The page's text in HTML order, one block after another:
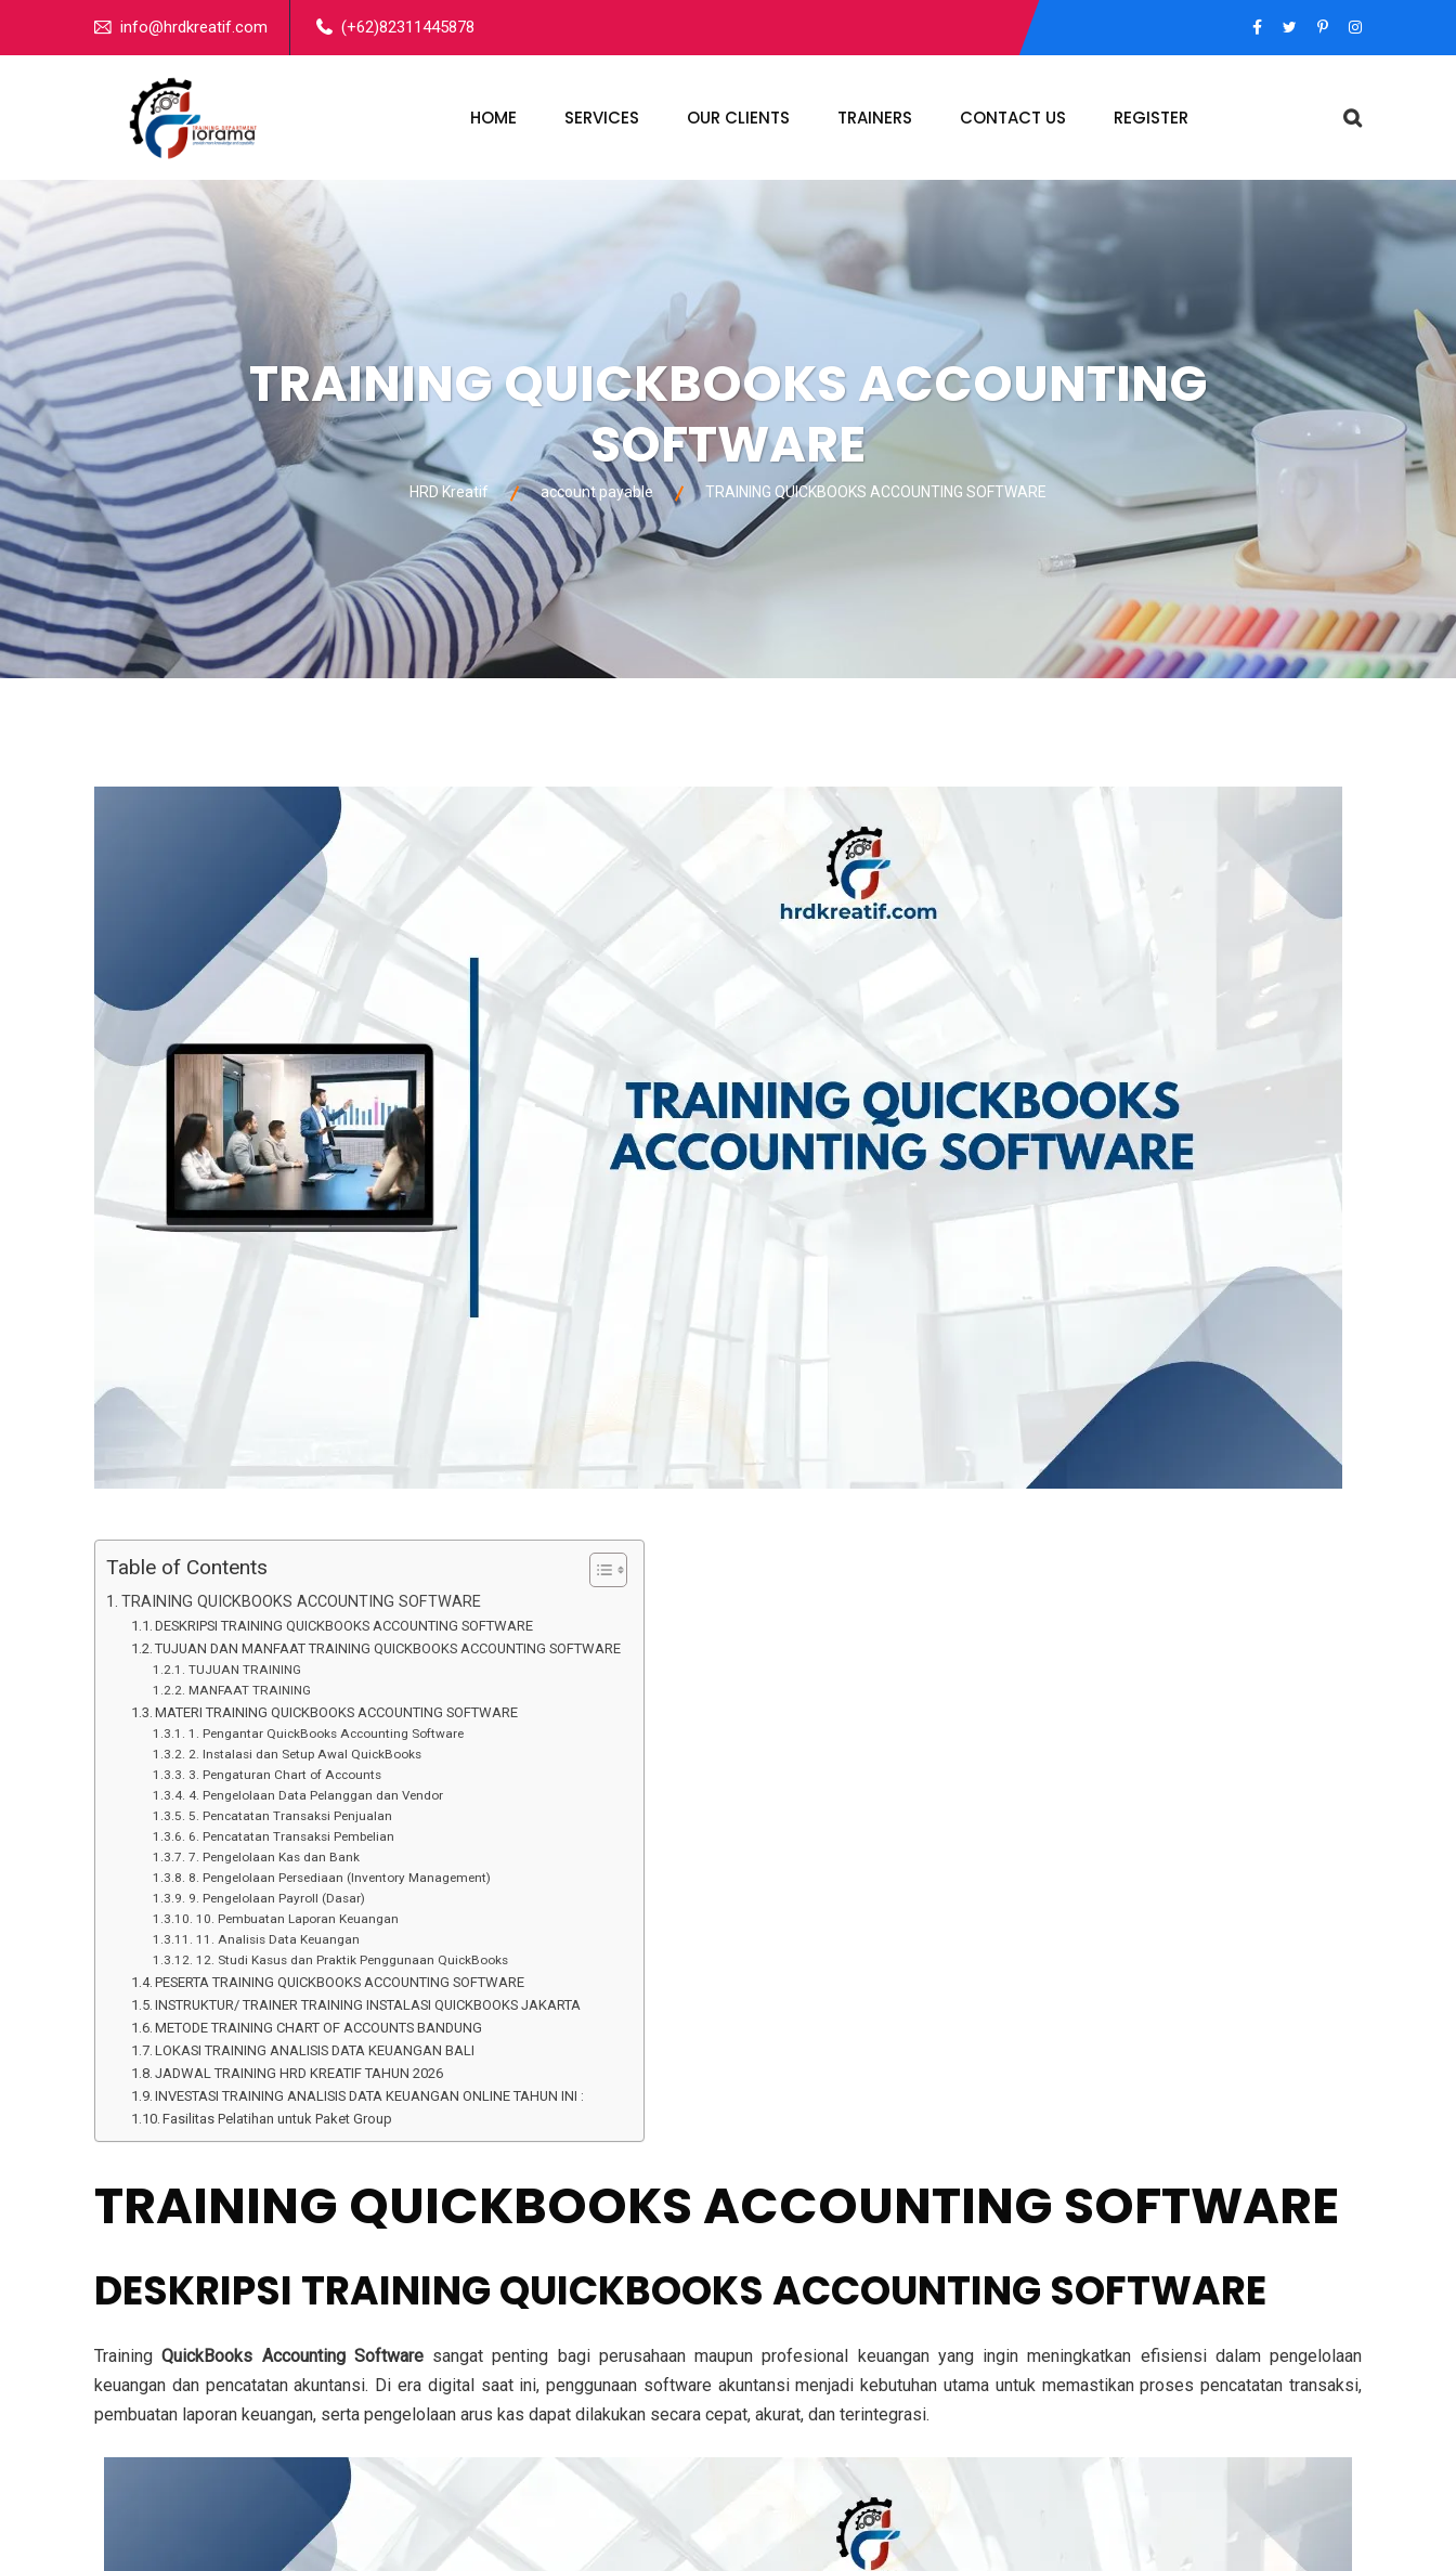
info@hrdkreatif.com (+62)82311445878
HOME SERVICES OUR CLIENTS TRAINERS CONTACT US REGISTER
TRAINING QUICKBOOKS ACCOUNTING
SOFTWARE
HRD Kreatif account payable TRAINING QUICKBOOKS ACCOUNTING SOFTWARE
Table of Contents
TRAINING QUICKBOOKS ACCOUNTING SOFTWARE
DESKRIPSI TRAINING QUICKBOOKS ACCOUNTING SOFTWARE
TUJUAN DAN MANFAAT TRAINING QUICKBOOKS ACCOUNTING SOFTWARE
TUJUAN TRAINING
MANFAAT TRAINING
MATERI TRAINING QUICKBOOKS ACCOUNTING SOFTWARE
1. Pengantar QuickBooks Accounting Software
2. Instalasi dan Setup Awal QuickBooks
3. Pengaturan Chart of Accounts
4. Pengelolaan Data Pelanggan dan Vendor
5. Pencatatan Transaksi Penjualan
6. Pencatatan Transaksi Pembelian
7. Pengelolaan Kas dan Bank
8. Pengelolaan Persediaan (Inventory Management)
9. Pengelolaan Payroll (Dasar)
10. Pembuatan Laporan Keuangan
11. Analisis Data Keuangan
12. Studi Kasus dan Praktik Penggunaan QuickBooks
PESERTA TRAINING QUICKBOOKS ACCOUNTING SOFTWARE
INSTRUKTUR/ TRAINER TRAINING INSTALASI QUICKBOOKS JAKARTA
METODE TRAINING CHART OF ACCOUNTS BANDUNG
LOKASI TRAINING ANALISIS DATA KEUANGAN BALI
JADWAL TRAINING HRD KREATIF TAHUN 2026
INVESTASI TRAINING ANALISIS DATA KEUANGAN ONLINE TAHUN INI :
Fasilitas Pelatihan untuk Paket Group
TRAINING QUICKBOOKS ACCOUNTING SOFTWARE
DESKRIPSI TRAINING QUICKBOOKS ACCOUNTING SOFTWARE
TrainingQuickBooks Accounting Softwaresangat penting bagi perusahaan maupun profesional keuangan yang ingin meningkatkan efisiensi dalam pengelolaan
keuangan dan pencatatan akuntansi. Di era digital saat ini, penggunaan software akuntansi menjadi kebutuhan utama untuk memastikan proses pencatatan transaksi,
pembuatan laporan keuangan, serta pengelolaan arus kas dapat dilakukan secara cepat, akurat, dan terintegrasi.